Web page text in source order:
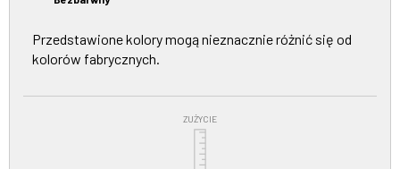
Przedstawione kolory mogą nieznacznie różnić się od
kolorów fabrycznych.
ZUŻYCIE